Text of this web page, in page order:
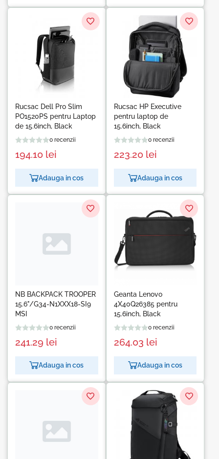
Rucsac Dell Pro Slim
PO1520PS pentru Laptop
de 15.6inch, Black
0 recenzii
194.10 lei
Adauga in cos
Rucsac HP Executive
pentru laptop de
15.6inch, Black
0 recenzii
223.20 lei
Adauga in cos
NB BACKPACK TROOPER
15.6"/G34-N1XXX18-SI9
MSI
0 recenzii
241.29 lei
Adauga in cos
Geanta Lenovo
4X40Q26385 pentru
15.6inch, Black
0 recenzii
264.03 lei
Adauga in cos